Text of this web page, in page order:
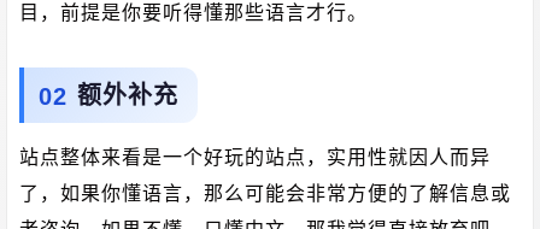
目，前提是你要听得懂那些语言才行。
额外补充
站点整体来看是一个好玩的站点，实用性就因人而异
了，如果你懂语言，那么可能会非常方便的了解信息或